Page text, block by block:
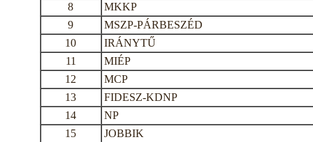
8
MKKP
9
MSZP-PÁRBESZÉD
10
IRÁNYTŰ
11
MIÉP
12
MCP
13
FIDESZ-KDNP
14
NP
15
JOBBIK